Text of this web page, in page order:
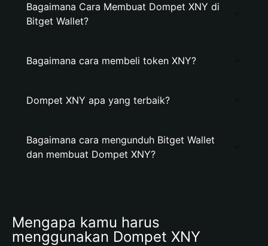
Bagaimana Cara Membuat Dompet XNY di
Bitget Wallet?
Bagaimana cara membeli token XNY?
Dompet XNY apa yang terbaik?
Bagaimana cara mengunduh Bitget Wallet
dan membuat Dompet XNY?
Mengapa kamu harus
menggunakan Dompet XNY